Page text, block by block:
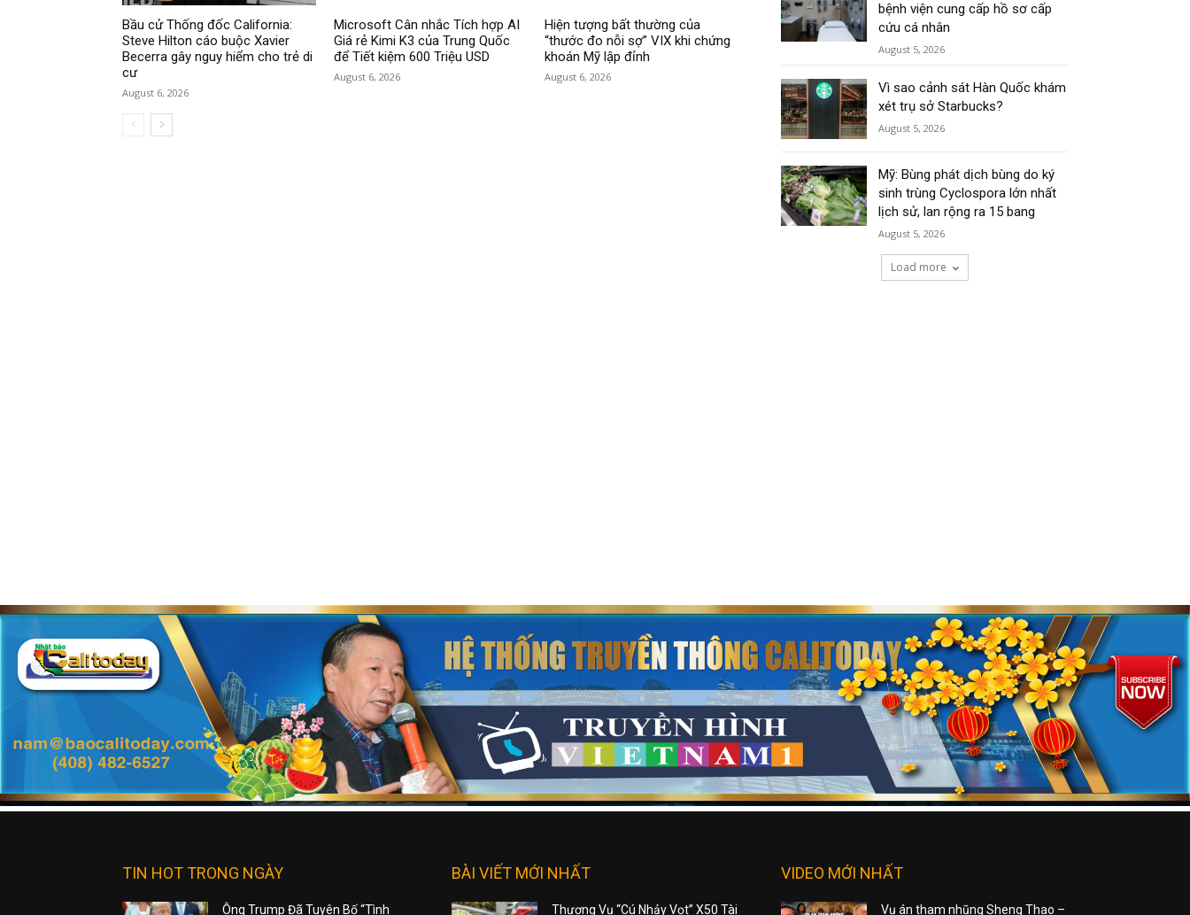
Bầu cử Thống đốc California:
Steve Hilton cáo buộc Xavier
Becerra gây nguy hiểm cho trẻ di
cư
August 6, 2026
Microsoft Cân nhắc Tích hợp AI
Giá rẻ Kimi K3 của Trung Quốc
để Tiết kiệm 600 Triệu USD
August 6, 2026
Hiện tượng bất thường của
“thước đo nỗi sợ” VIX khi chứng
khoán Mỹ lập đỉnh
August 6, 2026
bệnh viện cung cấp hồ sơ cấp
cứu cá nhân
August 5, 2026
Vì sao cảnh sát Hàn Quốc khám
xét trụ sở Starbucks?
August 5, 2026
Mỹ: Bùng phát dịch bùng do ký
sinh trùng Cyclospora lớn nhất
lịch sử, lan rộng ra 15 bang
August 5, 2026
Load more
TIN HOT TRONG NGÀY
Ông Trump Đã Tuyên Bố “Tình
BÀI VIẾT MỚI NHẤT
Thương Vụ “Cú Nhảy Vọt” X50 Tài
VIDEO MỚI NHẤT
Vụ án tham nhũng Sheng Thao –